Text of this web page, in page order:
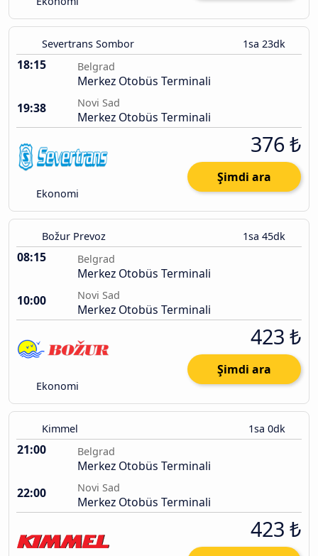
Severtrans Sombor 1sa 23dk
18:15 Belgrad
Merkez Otobüs Terminali
19:38
Novi Sad
Merkez Otobüs Terminali
Ekonomi
376 ₺
Şimdi ara
Božur Prevoz 1sa 45dk
08:15 Belgrad
Merkez Otobüs Terminali
10:00
Novi Sad
Merkez Otobüs Terminali
Ekonomi
423 ₺
Şimdi ara
Kimmel 1sa 0dk
21:00 Belgrad
Merkez Otobüs Terminali
22:00
Novi Sad
Merkez Otobüs Terminali
423 ₺